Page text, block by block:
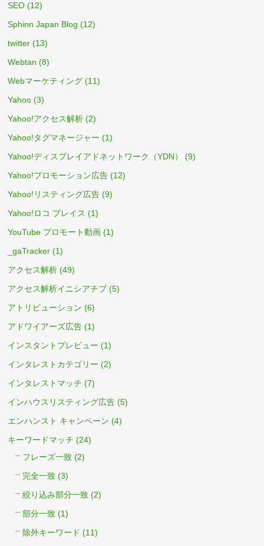
SEO (12)
Sphinn Japan Blog (12)
twitter (13)
Webtan (8)
Webマーケティング (11)
Yahoo (3)
Yahoo!アクセス解析 (2)
Yahoo!タグマネージャー (1)
Yahoo!ディスプレイアドネットワーク（YDN）
(9)
Yahoo!プロモーション広告 (12)
Yahoo!リスティング広告 (9)
Yahoo!ロコ プレイス (1)
YouTube プロモート動画 (1)
_gaTracker (1)
アクセス解析 (49)
アクセス解析イニシアチブ (5)
アトリビューション (6)
アドワイアーズ広告 (1)
インスタントプレビュー (1)
インタレストカテゴリー (2)
インタレストマッチ (7)
インハウスリスティング広告 (5)
エンハンスト キャンペーン (4)
キーワードマッチ (24)
フレーズ一致 (2)
完全一致 (3)
絞り込み部分一致 (2)
部分一致 (1)
除外キーワード (11)